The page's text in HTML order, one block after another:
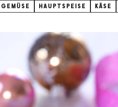
GEMÜSE
HAUPTSPEISE KÄSE